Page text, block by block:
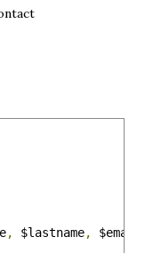
, $lastname, $email